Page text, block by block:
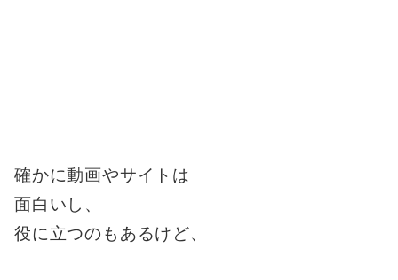
確かに動画やサイトは
面白いし、
役に立つのもあるけど、